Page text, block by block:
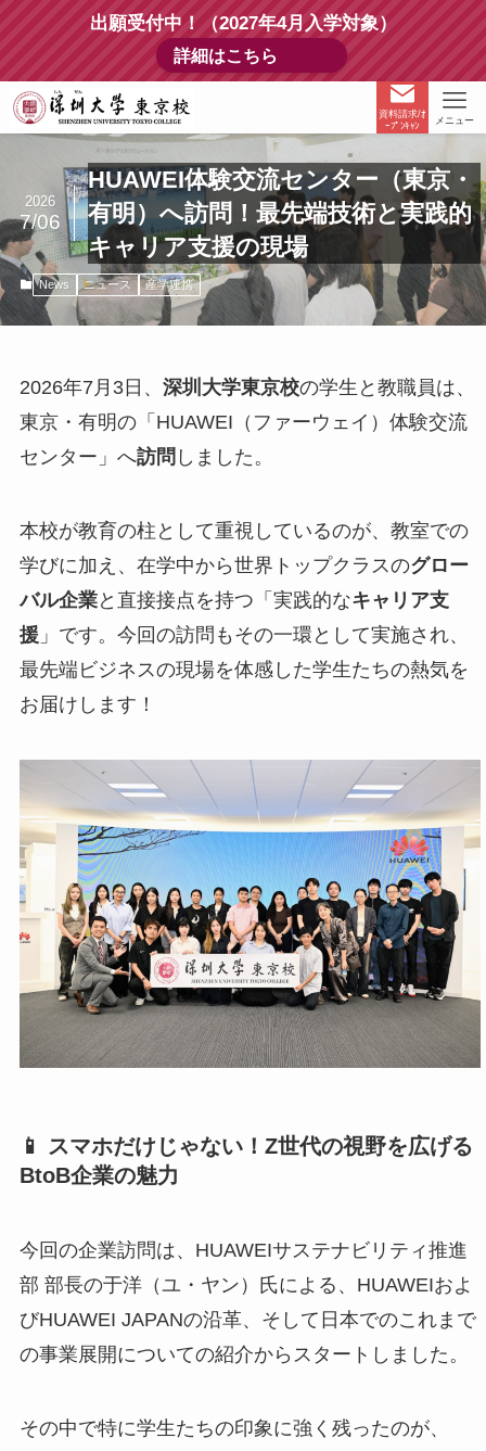
出願受付中！（2027年4月入学対象）
詳細はこちら
資料請求/ｵ
ｰﾌﾟﾝｷｬﾝ
メニュー
HUAWEI体験交流センター（東京・
有明）へ訪問！最先端技術と実践的
キャリア支援の現場
2026
7/06
News ニュース 産学連携
2026年7月3日、 深圳大学東京校の学生と教職員は、
東京・有明の「HUAWEI（ファーウェイ）体験交流
センター」へ訪問 しました。
本校が教育の柱として重視しているのが、教室での
学びに加え、在学中から世界トップクラスのグロー
バル企業と直接接点を持つ「実践的なキャリア支
援 」です。今回の訪問もその一環として実施され、
最先端ビジネスの現場を体感した学生たちの熱気を
お届けします！
📱 スマホだけじゃない！Z世代の視野を広げる
BtoB企業の魅力
今回の企業訪問は、HUAWEIサステナビリティ推進
部 部長の于洋（ユ・ヤン）氏による、HUAWEIおよ
びHUAWEI JAPANの沿革、そして日本でのこれまで
の事業展開についての紹介からスタートしました。
その中で特に学生たちの印象に強く残ったのが、